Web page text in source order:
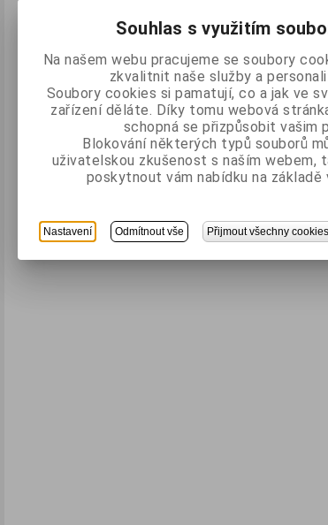
Souhlas s využitím
Na našem webu pracujeme se soubory
zkvalitnit naše služby a
Soubory cookies si pamatují, co a jak ve
zařízení děláte. Díky tomu webová
schopná se přizpůsobit vašim
Blokování některých typů souborů
uživatelskou zkušenost s naším webem,
poskytnout vám nabídku na základě
Nastavení Odmítnout vše Přijmout všechny cookies